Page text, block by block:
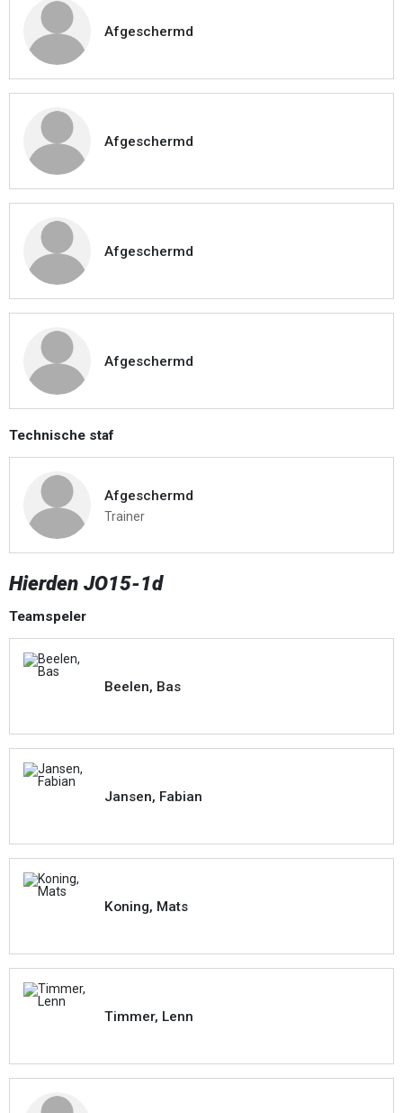
Afgeschermd
Afgeschermd
Afgeschermd
Afgeschermd
Technische staf
Afgeschermd
Trainer
Hierden JO15-1d
Teamspeler
Beelen, Bas
Jansen, Fabian
Koning, Mats
Timmer, Lenn